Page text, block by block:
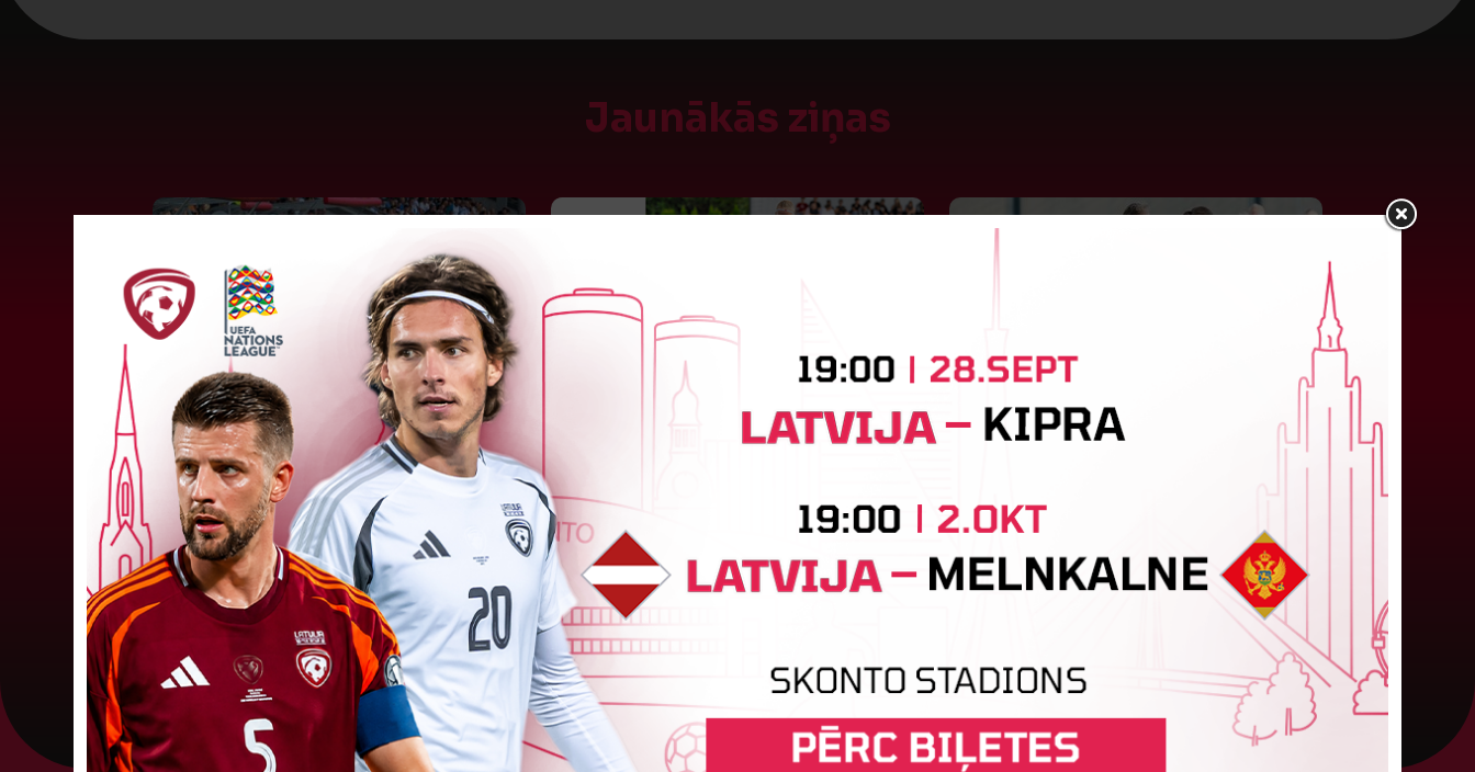
Jaunākās ziņas
"Riga FC" iegūst handikapu, RFS
būs jāatspēlējas
Ceturtdienas vakarā savas spēles UEFA
Konferences līgas kvalifikācijas trešajā kārtā
aizvadīja divi Latvijas klubi. FC RFS izbraukumā ar
0:2 zaudēja Čehijas "Jablonec"...
06. augusts 2026.
Jūlijā par labāko "LuckyBet" SFL
Par "LuckyBet" Sieviešu futbola līgas jūnija
labāko spēlētāju atzīta FS "Metta" spēlētāja
Keita Zviedre. Uzvarētāja tika noskaidrota
balsojumā, kurā tika apkopotas...
"Riga FC Women" liek kārtīgi
Women" trešdien aizvadīja UEFA Čempionu līgas
kvalifikācijas otrās kārtas pusfināla spēli Dānijā
pret "HB Køge". Cīņā pret...
05. augusts 2026.